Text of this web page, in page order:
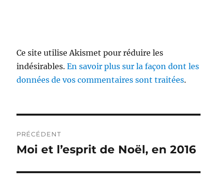
Ce site utilise Akismet pour réduire les
indésirables.En savoir plus sur la façon dont les
données de vos commentaires sont traitées.
de
PRÉCÉDENT
Publication
Moi et l’esprit de Noël, en 2016